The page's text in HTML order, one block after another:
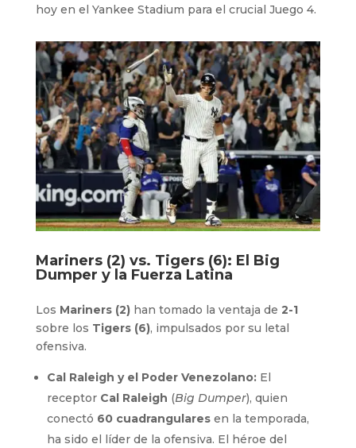
hoy en el Yankee Stadium para el crucial Juego 4.
Mariners (2) vs. Tigers (6): El Big
Dumper y la Fuerza Latina
Los Mariners (2)han tomado la ventaja de 2-1
sobre los Tigers (6), impulsados por su letal
ofensiva.
Cal Raleigh y el Poder Venezolano:El
receptor Cal Raleigh (Big Dumper), quien
conectó 60 cuadrangularesen la temporada,
ha sido el líder de la ofensiva. El héroe del